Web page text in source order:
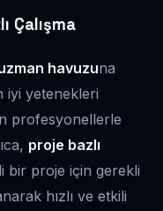
Çalışma
havuzuna
iyi yetenekleri
profesyonellerle
proje bazlı
bir proje için gerekli
hızlı ve etkili